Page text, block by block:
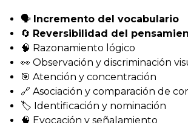
🗣️ Incremento del vocabulario
🔄 Reversibilidad del
🧠 Razonamiento lógico
👀 Observación y discriminación
🎯 Atención y concentración
🔗 Asociación y comparación de
🏷️ Identificación y nominación
🧠 Evocación y señalamiento